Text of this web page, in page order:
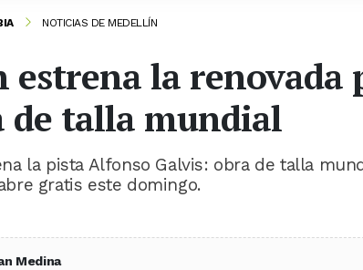
NOTICIAS DE MEDELLÍN
estrena la renovada
de talla mundial
la pista Alfonso Galvis: obra de talla
gratis este domingo.
Medina